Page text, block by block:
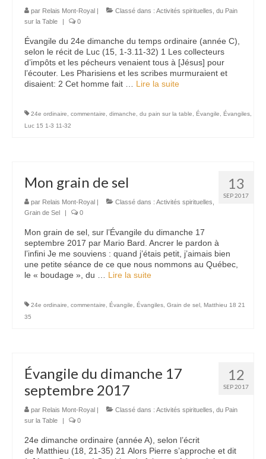
par Relais Mont-Royal | Classé dans : Activités spirituelles du Pain
sur la Table
| 0
Évangile du 24e dimanche du temps ordinaire (année C),
selon le récit de Luc (15, 1-3.11-32) 1 Les collecteurs
d’impôts et les pécheurs venaient tous à [Jésus] pour
l’écouter. Les Pharisiens et les scribes murmuraient et
disaient: 2 Cet homme fait … Lire la suite­­
24e ordinaire commentaire dimanche du pain sur la table Évangile Évangiles
Luc 15 1-3 11-32
13
SEP 2017
Mon grain de sel
par Relais Mont-Royal | Classé dans : Activités spirituelles
Grain de Sel
| 0
Mon grain de sel, sur l’Évangile du dimanche 17
septembre 2017 par Mario Bard. Ancrer le pardon à
l’infini Je me souviens : quand j’étais petit, j’aimais bien
une petite séance de ce que nous nommons au Québec,
le « boudage », du … Lire la suite­­
24e ordinaire commentaire Évangile Évangiles Grain de sel Matthieu 18 21
35
12
SEP 2017
Évangile du dimanche 17
septembre 2017
par Relais Mont-Royal | Classé dans : Activités spirituelles du Pain
sur la Table
| 0
24e dimanche ordinaire (année A), selon l’écrit
de Matthieu (18, 21-35) 21 Alors Pierre s’approche et dit